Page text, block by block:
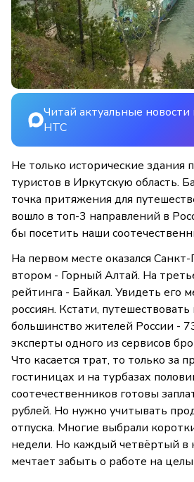
Читай актуальные новости
НТС
Не только исторические здания
туристов в Иркутскую область.
точка притяжения для
вошло в топ-3 направлений в
бы посетить наши
На первом месте оказался
втором - Горный Алтай. На
рейтинга - Байкал. Увидеть его
россиян. Кстати,
большинство жителей России -
эксперты одного из сервисов
Что касается трат, то только за
гостиницах и на турбазах
соотечественников готовы
рублей. Но нужно учитывать
отпуска. Многие выбрали
недели. Но каждый четвёртый в
мечтает забыть о работе на